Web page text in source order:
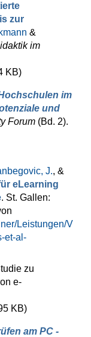
zur
&
im
KB)
im
und
Forum (Bd. 2).
J., &
eLearning
. St. Gallen:
Leistungen/V
et-al-
zu
e-
KB)
am PC -